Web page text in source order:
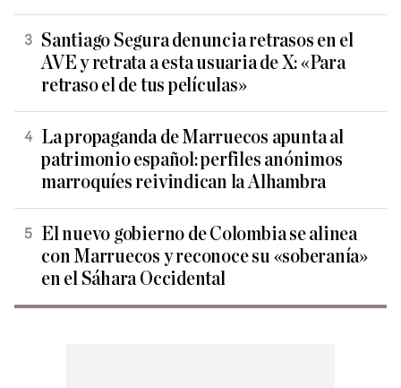
Santiago Segura denuncia retrasos en el
AVE y retrata a esta usuaria de X: «Para
retraso el de tus películas»
La propaganda de Marruecos apunta al
patrimonio español: perfiles anónimos
marroquíes reivindican la Alhambra
El nuevo gobierno de Colombia se alinea
con Marruecos y reconoce su «soberanía»
en el Sáhara Occidental